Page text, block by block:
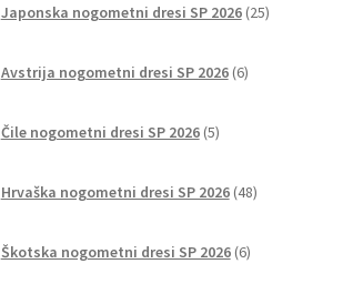
Japonska nogometni dresi SP 2026 25izdelkov
Avstrija nogometni dresi SP 2026 6izdelkov
Čile nogometni dresi SP 2026 5izdelkov
Hrvaška nogometni dresi SP 2026 48izdelkov
Škotska nogometni dresi SP 2026 6izdelkov